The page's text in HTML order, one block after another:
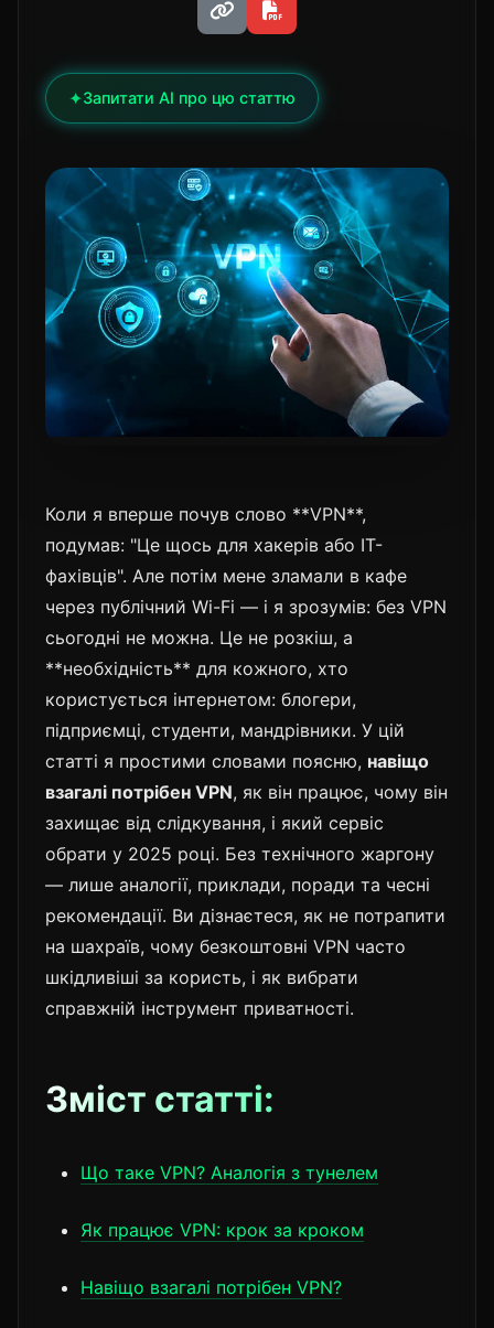
✦Запитати AI про цю статтю
Коли я вперше почув слово **VPN**,
подумав: "Це щось для хакерів або IT-
фахівців". Але потім мене зламали в кафе
через публічний Wi-Fi — і я зрозумів: без VPN
сьогодні не можна. Це не розкіш, а
**необхідність** для кожного, хто
користується інтернетом: блогери,
підприємці, студенти, мандрівники. У цій
статті я простими словами поясню, навіщо
взагалі потрібен VPN, як він працює, чому він
захищає від слідкування, і який сервіс
обрати у 2025 році. Без технічного жаргону
— лише аналогії, приклади, поради та чесні
рекомендації. Ви дізнаєтеся, як не потрапити
на шахраїв, чому безкоштовні VPN часто
шкідливіші за користь, і як вибрати
справжній інструмент приватності.
Зміст статті:
Що таке VPN? Аналогія з тунелем
Як працює VPN: крок за кроком
Навіщо взагалі потрібен VPN?